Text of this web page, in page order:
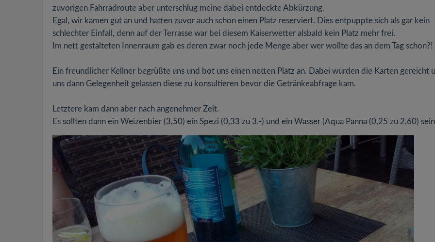
zuvorigen Fahrradroute aber unterschlug meine dabei entdeckte Abkürzung.
Egal, wir kamen gut an und hatten zuvor auch schon einen Platz reserviert. Dies entpuppte sich als gar kein
schlechter Einfall, denn auf der Terrasse war bei diesem Kaiserwetter alsbald kein Platz mehr frei.
Im nett gestalteten Innenraum gab es deren zwar noch jede Menge aber wer wollte das an dem Tag schon?!
Ein freundlicher Kellner begrüßte uns und bot uns einen netten Platz an. Dabei wurden die Karten gereicht
uns dann Gelegenheit gelassen diese zu konsultieren bevor die Getränkeabfrage kam.
Letztere kam dann aber nach angenehmer Zeit.
Es sollten dann ein Weizenbier (3,50) ein Spezi (0,33 zu 3.-) und ein Wasser (Aqua Panna (0,25 zu 2,60)